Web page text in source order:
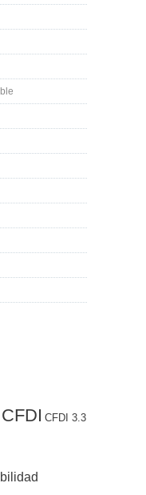
CFDI CFDI 3.3